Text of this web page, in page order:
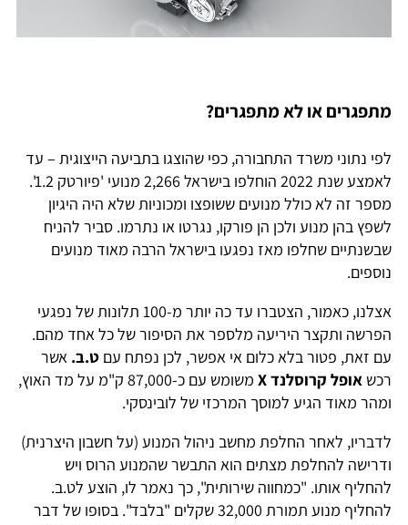
מתפגרים או לא מתפגרים?
לפי נתוני משרד התחבורה, כפי שהוצגו בתביעה הייצוגית – עד
לאמצע שנת 2022 הוחלפו בישראל 2,266 מנועי 'פיורטק 1.2'.
מספר זה לא כולל מנועים ששופצו ומכוניות שלא היה היגיון
לשפץ בהן מנוע ולכן הן פורקו, נגרטו או נתרמו. סביר להניח
שבשנתיים שחלפו מאז נפגעו בישראל הרבה מאוד מנועים
נוספים.
אצלנו, כאמור, הצטברו עד כה יותר מ-100 תלונות של נפגעי
הפרשה ותקצר היריעה מלספר את הסיפור של כל אחד מהם.
עם זאת, פטור בלא כלום אי אפשר, לכן נפתח עם ט.ב. אשר
רכש אופל קרוסלנד X
משומש עם כ-87,000 ק"מ על מד האוץ,
ומהר מאוד הגיע למוסך המרכזי של לובינסקי.
לדבריו, לאחר החלפת מחשב ניהול המנוע (על חשבון היצרנית)
ודרישה להחלפת מצתים הוא התבשר שהמנוע הרוס ויש
להחליף אותו. "כמחווה שירותית", כך נאמר לו, הוצע לט.ב.
להחליף מנוע תמורת 32,000 שקלים "בלבד". בסופו של דבר